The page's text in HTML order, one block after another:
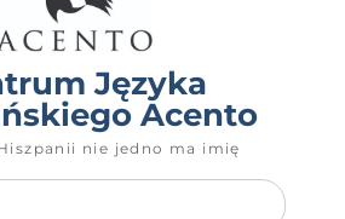
Języka
Acento
nie jedno ma imię